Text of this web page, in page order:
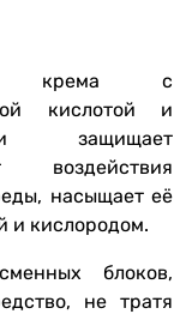
крема с
кислотой и
защищает
насыщает её
и кислородом.
блоков,
не тратя